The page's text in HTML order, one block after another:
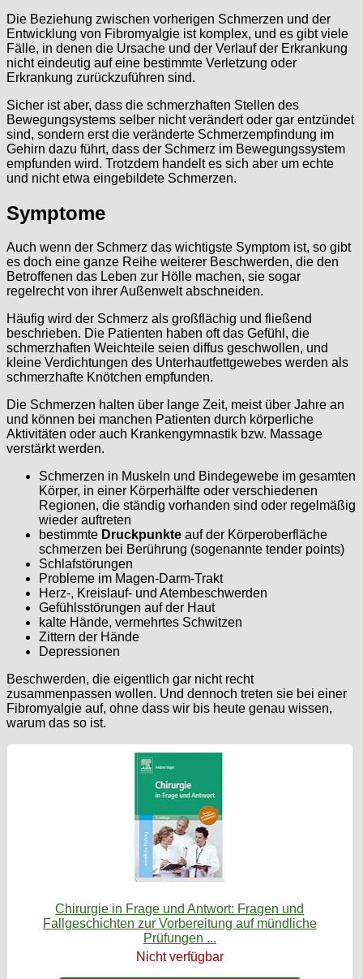
Die Beziehung zwischen vorherigen Schmerzen und der
Entwicklung von Fibromyalgie ist komplex, und es gibt viele
Fälle, in denen die Ursache und der Verlauf der Erkrankung
nicht eindeutig auf eine bestimmte Verletzung oder
Erkrankung zurückzuführen sind.
Sicher ist aber, dass die schmerzhaften Stellen des
Bewegungsystems selber nicht verändert oder gar entzündet
sind, sondern erst die veränderte Schmerzempfindung im
Gehirn dazu führt, dass der Schmerz im Bewegungssystem
empfunden wird. Trotzdem handelt es sich aber um echte
und nicht etwa eingebildete Schmerzen.
Symptome
Auch wenn der Schmerz das wichtigste Symptom ist, so gibt
es doch eine ganze Reihe weiterer Beschwerden, die den
Betroffenen das Leben zur Hölle machen, sie sogar
regelrecht von ihrer Außenwelt abschneiden.
Häufig wird der Schmerz als großflächig und fließend
beschrieben. Die Patienten haben oft das Gefühl, die
schmerzhaften Weichteile seien diffus geschwollen, und
kleine Verdichtungen des Unterhautfettgewebes werden als
schmerzhafte Knötchen empfunden.
Die Schmerzen halten über lange Zeit, meist über Jahre an
und können bei manchen Patienten durch körperliche
Aktivitäten oder auch Krankengymnastik bzw. Massage
verstärkt werden.
Schmerzen in Muskeln und Bindegewebe im gesamten
Körper, in einer Körperhälfte oder verschiedenen
Regionen, die ständig vorhanden sind oder regelmäßig
wieder auftreten
bestimmte Druckpunkte auf der Körperoberfläche
schmerzen bei Berührung (sogenannte tender points)
Schlafstörungen
Probleme im Magen-Darm-Trakt
Herz-, Kreislauf- und Atembeschwerden
Gefühlsstörungen auf der Haut
kalte Hände, vermehrtes Schwitzen
Zittern der Hände
Depressionen
Beschwerden, die eigentlich gar nicht recht
zusammenpassen wollen. Und dennoch treten sie bei einer
Fibromyalgie auf, ohne dass wir bis heute genau wissen,
warum das so ist.
Chirurgie in Frage und Antwort: Fragen und
Fallgeschichten zur Vorbereitung auf mündliche
Prüfungen ...
Nicht verfügbar